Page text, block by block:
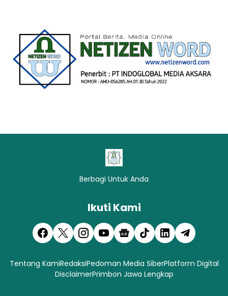
Berbagi Untuk Anda
Ikuti Kami
Tentang KamiRedaksiPedoman Media SiberPlatform Digital
DisclaimerPrimbon Jawa Lengkap